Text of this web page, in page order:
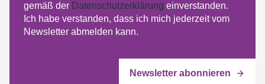
gemäß der Datenschutzerklärung einverstanden.
Ich habe verstanden, dass ich mich jederzeit vom
Newsletter abmelden kann.